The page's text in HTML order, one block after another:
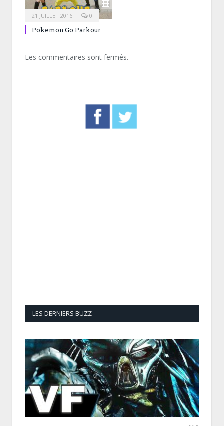
21 JUILLET 2016 0
Pokemon Go Parkour
Les commentaires sont fermés.
LES DERNIERS BUZZ